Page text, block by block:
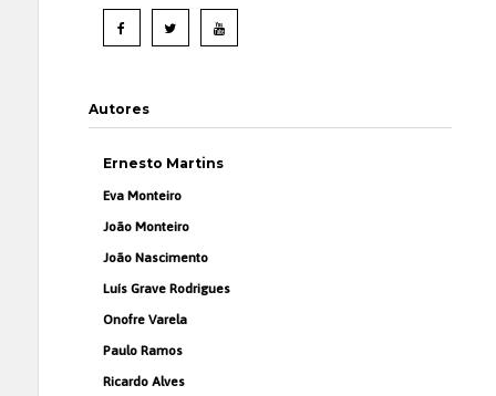
Autores
Ernesto Martins
Eva Monteiro
João Monteiro
João Nascimento
Luís Grave Rodrigues
Onofre Varela
Paulo Ramos
Ricardo Alves